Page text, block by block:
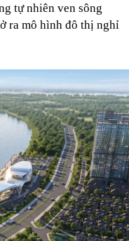
tự nhiên ven sông
ra mô hình đô thị nghỉ